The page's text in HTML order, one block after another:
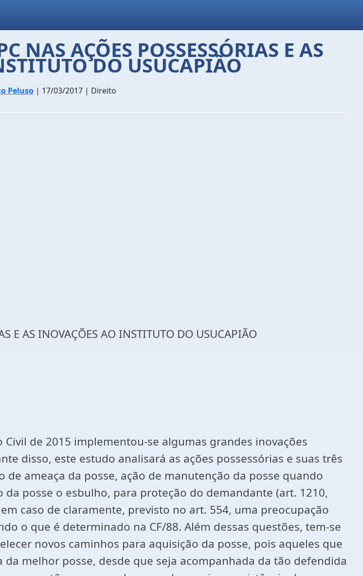
NAS AÇÕES POSSESSÓRIAS E AS
DO USUCAPIÃO
Peluso| 17/03/2017 | Direito
E AS INOVAÇÕES AO INSTITUTO DO USUCAPIÃO
de 2015 implementou-se algumas grandes inovações
disso, este estudo analisará as ações possessórias e suas três
ameaça da posse, ação de manutenção da posse quando
posse o esbulho, para proteção do demandante (art. 1210,
caso de claramente, previsto no art. 554, uma preocupação
o que é determinado na CF/88. Além dessas questões, tem-se
novos caminhos para aquisição da posse, pois aqueles que
melhor posse, desde que seja acompanhada da tão defendida